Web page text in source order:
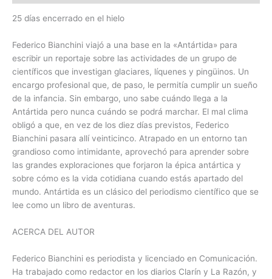
25 días encerrado en el hielo
Federico Bianchini viajó a una base en la «Antártida» para
escribir un reportaje sobre las actividades de un grupo de
científicos que investigan glaciares, líquenes y pingüinos. Un
encargo profesional que, de paso, le permitía cumplir un sueño
de la infancia. Sin embargo, uno sabe cuándo llega a la
Antártida pero nunca cuándo se podrá marchar. El mal clima
obligó a que, en vez de los diez días previstos, Federico
Bianchini pasara allí veinticinco. Atrapado en un entorno tan
grandioso como intimidante, aprovechó para aprender sobre
las grandes exploraciones que forjaron la épica antártica y
sobre cómo es la vida cotidiana cuando estás apartado del
mundo. Antártida es un clásico del periodismo científico que se
lee como un libro de aventuras.
ACERCA DEL AUTOR
Federico Bianchini es periodista y licenciado en Comunicación.
Ha trabajado como redactor en los diarios Clarín y La Razón, y